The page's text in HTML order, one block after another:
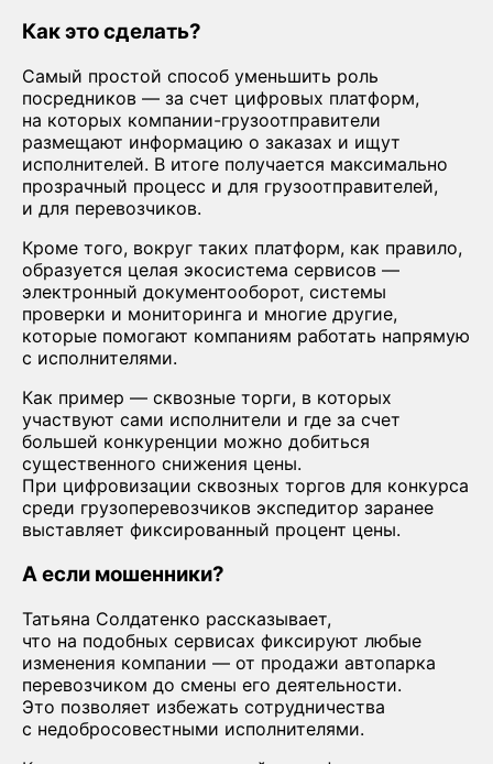
Как это сделать?
Самый простой способ уменьшить роль
посредников — за счет цифровых платформ,
на которых компании-грузоотправители
размещают информацию о заказах и ищут
исполнителей. В итоге получается максимально
прозрачный процесс и для грузоотправителей,
и для перевозчиков.
Кроме того, вокруг таких платформ, как правило,
образуется целая экосистема сервисов —
электронный документооборот, системы
проверки и мониторинга и многие другие,
которые помогают компаниям работать напрямую
с исполнителями.
Как пример — сквозные торги, в которых
участвуют сами исполнители и где за счет
большей конкуренции можно добиться
существенного снижения цены.
При цифровизации сквозных торгов для конкурса
среди грузоперевозчиков экспедитор заранее
выставляет фиксированный процент цены.
А если мошенники?
Татьяна Солдатенко рассказывает,
что на подобных сервисах фиксируют любые
изменения компании — от продажи автопарка
перевозчиком до смены его деятельности.
Это позволяет избежать сотрудничества
с недобросовестными исполнителями.